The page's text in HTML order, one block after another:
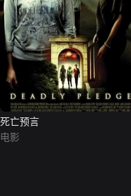
死亡预言
电影